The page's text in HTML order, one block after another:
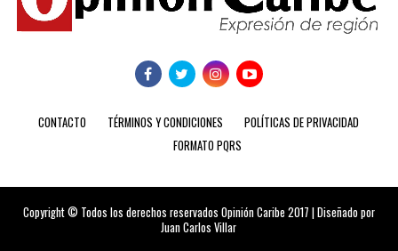
CONTACTO TÉRMINOS Y CONDICIONES
POLÍTICAS DE PRIVACIDAD
FORMATO PQRS
Copyright © Todos los derechos reservados Opinión Caribe 2017 | Diseñado por
Juan Carlos Villar